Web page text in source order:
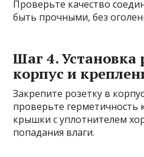
Проверьте качество
быть прочными, без
Шаг 4. Установка
корпус и
Закрепите розетку в
проверьте
крышки с уплотнителем
попадания влаги.